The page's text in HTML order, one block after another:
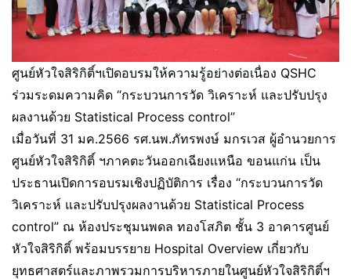
ศูนย์หัวใจสิริกิติ์ฯเปิดอบรมให้ความรู้อย่างต่อเนื่อง QSHC
ร่วมระดมความคิด “กระบวนการวัด วิเคราะห์ และปรับปรุง
ผลงานด้วย Statistical Process control”
เมื่อวันที่ 31 มค.2566 รศ.นพ.ภัทรพงษ์ มกรเวส ผู้อำนวยการ
ศูนย์หัวใจสิริกิติ์ ฯภาคตะวันออกเฉียงเเหนือ ขอนแก่น เป็น
ประธานเปิดการอบรมเชิงปฏิบัติการ เรื่อง “กระบวนการวัด
วิเคราะห์ และปรับปรุงผลงานด้วย Statistical Process
control” ณ ห้องประชุมนพดล ทองโสภิต ชั้น 3 อาคารศูนย์
หัวใจสิริกิติ์ พร้อมบรรยาย Hospital Overview เกี่ยวกับ
ยุทธศาสตร์และภาพรวมการบริหารภายในศูนย์หัวใจสิริกิติ์ฯ